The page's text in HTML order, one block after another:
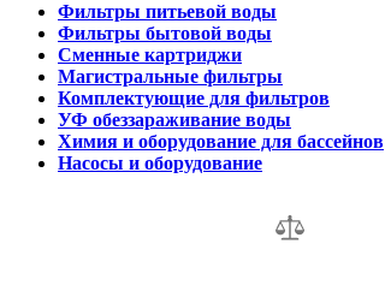
Фильтры питьевой воды
Фильтры бытовой воды
Сменные картриджи
Магистральные фильтры
Комплектующие для фильтров
УФ обеззараживание воды
Химия и оборудование для бассейнов
Насосы и оборудование